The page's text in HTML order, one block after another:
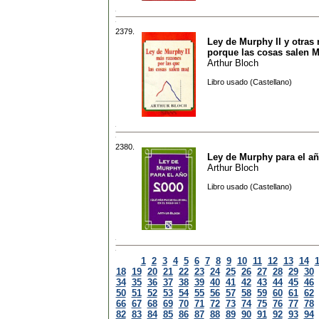
2379.
Ley de Murphy II y otras
porque las cosas salen
Arthur Bloch
Libro usado (Castellano)
2380.
Ley de Murphy para el
Arthur Bloch
Libro usado (Castellano)
1 2 3 4 5 6 7 8 9 10 11 12 13 14
18 19 20 21 22 23 24 25 26 27 28 29 30
34 35 36 37 38 39 40 41 42 43 44 45 46
50 51 52 53 54 55 56 57 58 59 60 61 62
66 67 68 69 70 71 72 73 74 75 76 77 78
82 83 84 85 86 87 88 89 90 91 92 93 94